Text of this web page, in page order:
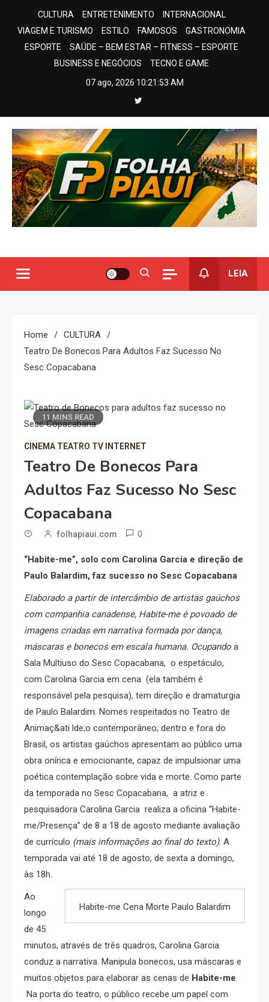
CULTURA ENTRETENIMENTO
INTERNACIONAL
VIAGEM E TURISMO
ESTILO FAMOSOS
GASTRONOMIA
ESPORTE
SAÚDE – BEM ESTAR – FITNESS – ESPORTE
BUSINESS E NEGÓCIOS
TECNO E GAME
07 ago, 2026 10:21:54 AM
LEIA
Home
CULTURA
Teatro De Bonecos Para Adultos Faz Sucesso No
Sesc Copacabana
11 MINS READ
CINEMA TEATRO TV INTERNET
Teatro De Bonecos Para
Adultos Faz Sucesso No Sesc
Copacabana
folhapiaui.com 0
“Habite-me”, solo com Carolina Garcia e direção de
Paulo Balardim, faz sucesso no Sesc Copacabana
Elaborado a partir de intercâmbio de artistas gaúchos
com companhia canadense, Habite-me é povoado de
imagens criadas em narrativa formada por dança,
máscaras e bonecos em escala humana. Ocupando a
Sala Multiuso do Sesc Copacabana, o espetáculo,
com Carolina Garcia em cena (ela também é
responsável pela pesquisa), tem direção e dramaturgia
de Paulo Balardim. Nomes respeitados no Teatro de
Animaç&ati lde;o contemporâneo, dentro e fora do
Brasil, os artistas gaúchos apresentam ao público uma
obra onírica e emocionante, capaz de impulsionar uma
poética contemplação sobre vida e morte. Como parte
da temporada no Sesc Copacabana, a atriz e
pesquisadora Carolina Garcia realiza a oficina “Habite-
me/Presença” de 8 a 18 de agosto mediante avaliação
de currículo (mais informações ao final do texto). A
temporada vai até 18 de agosto, de sexta a domingo,
às 18h.
Habite-me Cena Morte Paulo Balardim
Ao
longo
de 45
minutos, através de três quadros, Carolina Garcia
conduz a narrativa. Manipula bonecos, usa máscaras e
muitos objetos para elaborar as cenas de Habite-me.
Na porta do teatro, o público recebe um papel com